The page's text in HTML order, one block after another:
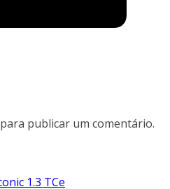
para publicar um comentário.